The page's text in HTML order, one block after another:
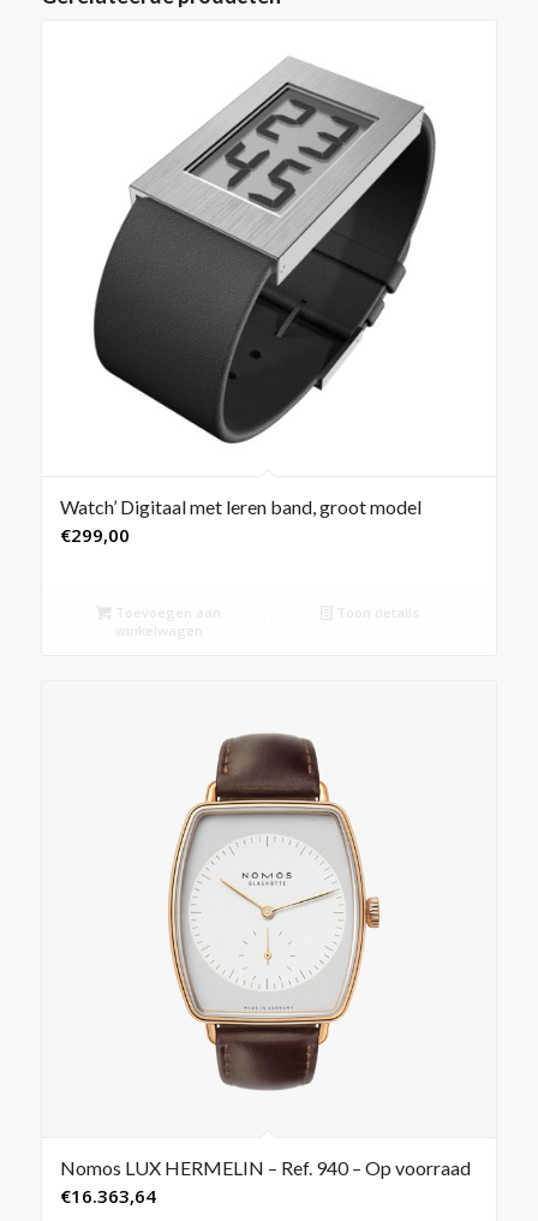
Watch’ Digitaal met leren band, groot model
€299,00
Toevoegen aan
winkelwagen
Toon details
Nomos LUX HERMELIN – Ref. 940 – Op voorraad
€16.363,64